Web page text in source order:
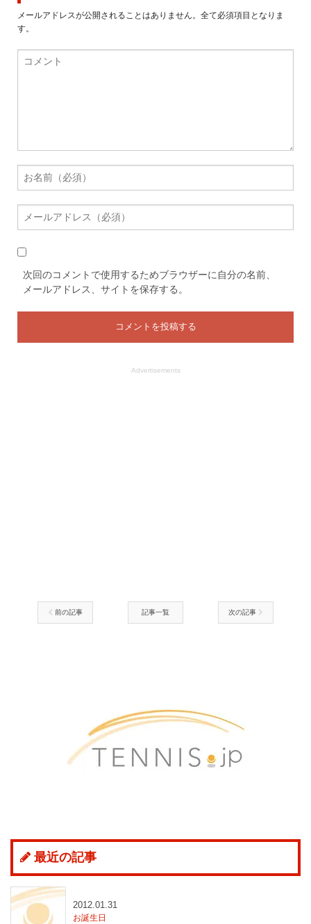
メールアドレスが公開されることはありません。全て必須項目となりま
す。
次回のコメントで使用するためブラウザーに自分の名前、
メールアドレス、サイトを保存する。
Advertisements
前の記事 記事一覧 次の記事
最近の記事
お誕生日
2012.01.31